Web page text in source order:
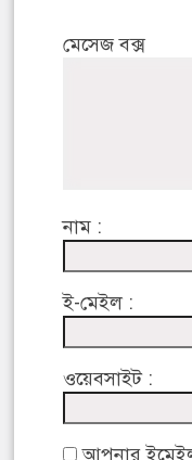
মেসেজ বক্স
নাম :
ই-মেইল :
ওয়েবসাইট :
আপনার